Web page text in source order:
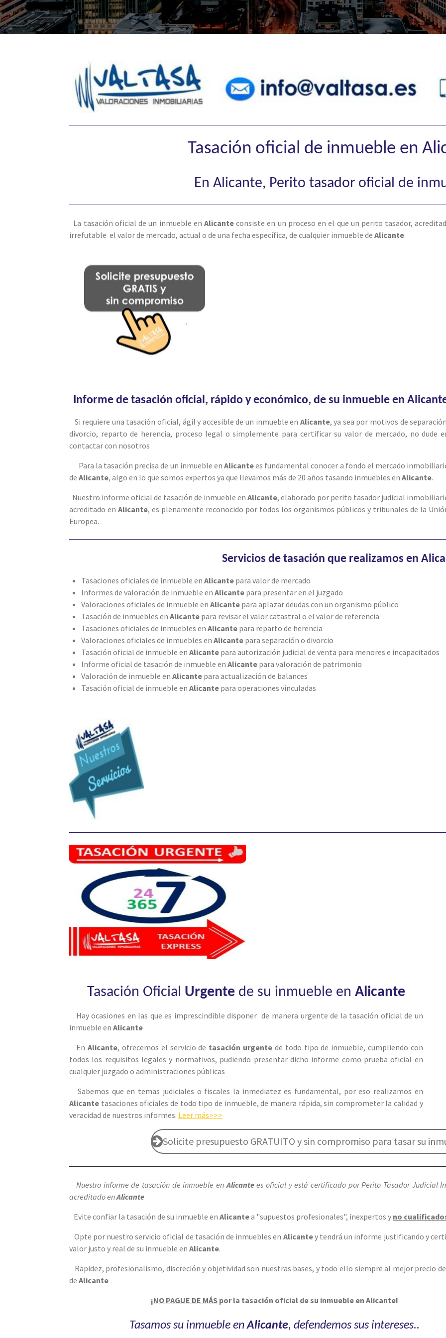
Tasación oficial de inmueble en
En Alicante, Perito tasador oficial de
La tasación oficial de un inmueble en Alicante consiste en un proceso en el que un perito tasador,
irrefutable el valor de mercado, actual o de una fecha específica, de cualquier inmueble de Alicante
Informe de tasación oficial, rápido y económico, de su inmueble en
Si requiere una tasación oficial, ágil y accesible de un inmueble en Alicante, ya sea por motivos de
divorcio, reparto de herencia, proceso legal o simplemente para certificar su valor de mercado, no dude
contactar con nosotros
Para la tasación precisa de un inmueble en Alicantees fundamental conocer a fondo el mercado
de Alicante, algo en lo que somos expertos ya que llevamos más de 20 años tasando inmuebles en Alicante.
Nuestro informe oficial de tasación de inmueble enAlicante, elaborado por perito tasador judicial
acreditado enAlicante, es plenamente reconocido por todos los organismos públicos y tribunales de la
Europea.
Servicios de tasación que realizamos en
Tasaciones oficiales de inmueble en Alicante para valor de mercado
Informes de valoración de inmueble en Alicante para presentar en el juzgado
Valoraciones oficiales de inmueble en Alicante para aplazar deudas con un organismo público
Tasación de inmuebles en Alicante para revisar el valor catastral o el valor de referencia
Tasaciones oficiales de inmuebles en Alicante para reparto de herencia
Valoraciones oficiales de inmuebles en Alicante para separación o divorcio
Tasación oficial de inmueble en Alicante para autorización judicial de venta para menores e incapacitados
Informe oficial de tasación de inmueble en Alicante para valoración de patrimonio
Valoración de inmueble en Alicante para actualización de balances
Tasación oficial de inmueble en Alicante para operaciones vinculadas
Tasación Oficial Urgentede su inmueble en Alicante
Hay ocasiones en las que es imprescindible disponer de manera urgente de la tasación oficial de un
inmueble en Alicante
EnAlicante, ofrecemos el servicio de tasación urgente de todo tipo de inmueble, cumpliendo con
todos los requisitos legales y normativos, pudiendo presentar dicho informe como prueba oficial en
cualquier juzgado o administraciones públicas
Sabemos que en temas judiciales o fiscales la inmediatez es fundamental, por eso realizamos en
Alicante tasaciones oficiales de todo tipo de inmueble, de manera rápida, sin comprometer la calidad y
veracidad de nuestros informes. Leer más>>>
Solicite presupuesto GRATUITO y sin compromiso para tasar su
Nuestro informe de tasación de inmueble enAlicante es oficial y está certificado por Perito Tasador Judicial
acreditado enAlicante
Evite confiar la tasación de su inmueble en Alicantea "supuestos profesionales", inexpertos y no
Opte por nuestro servicio oficial de tasación de inmuebles en Alicantey tendrá un informe justificando y
valor justo y real de su inmueble en Alicante.
Rapidez, profesionalismo, discreción y objetividad son nuestras bases, y todo ello siempre al mejor precio
de Alicante
¡NO PAGUE DE MÁS por la tasación oficial de su inmueble en Alicante!
Tasamos su inmueble enAlicante, defendemos sus intereses..